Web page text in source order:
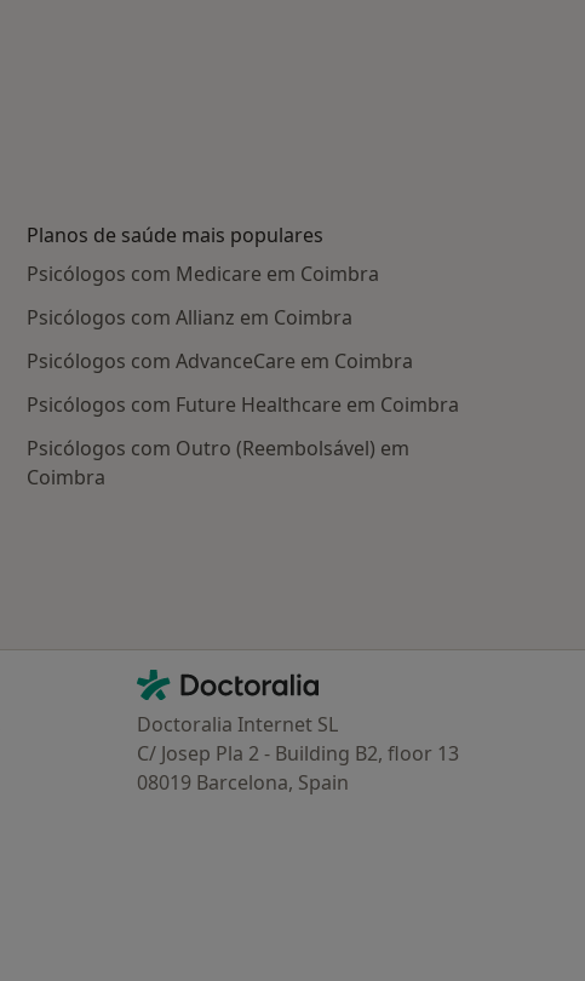
Planos de saúde mais populares
Psicólogos com Medicare em Coimbra
Psicólogos com Allianz em Coimbra
Psicólogos com AdvanceCare em Coimbra
Psicólogos com Future Healthcare em Coimbra
Psicólogos com Outro (Reembolsável) em
Coimbra
Contacto
Doctoralia - Homepage
Doctoralia Internet SL
C/ Josep Pla 2 - Building B2, floor 13
08019 Barcelona, Spain